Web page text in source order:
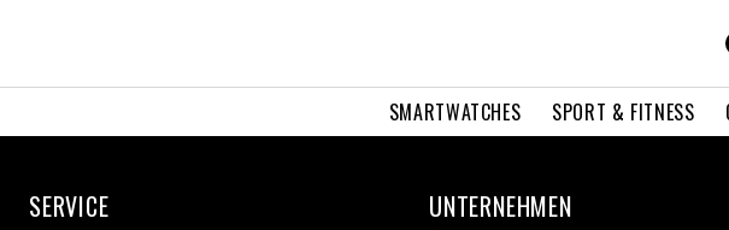
SMARTWATCHES SPORT & FITNESS
SERVICE UNTERNEHMEN